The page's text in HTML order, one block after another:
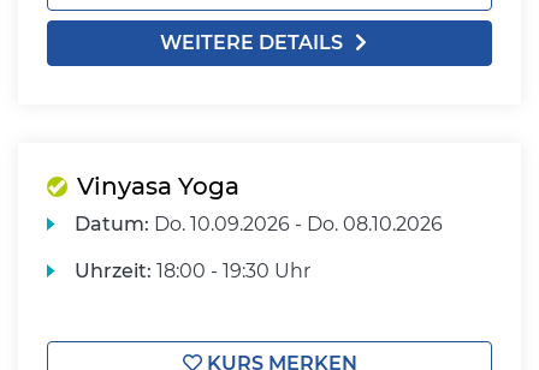
WEITERE DETAILS
Vinyasa Yoga
Datum: Do. 10.09.2026 - Do. 08.10.2026
Uhrzeit: 18:00 - 19:30 Uhr
KURS MERKEN